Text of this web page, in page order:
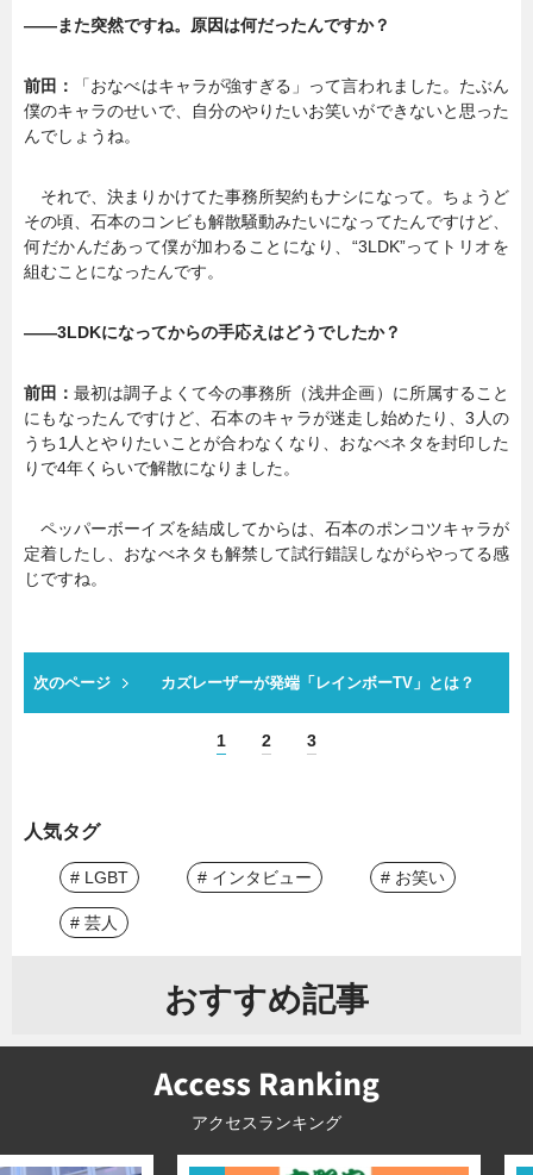
――また突然ですね。原因は何だったんですか？
前田：
「おなべはキャラが強すぎる」って言われました。たぶん
僕のキャラのせいで、自分のやりたいお笑いができないと思った
んでしょうね。
それで、決まりかけてた事務所契約もナシになって。ちょうど
その頃、石本のコンビも解散騒動みたいになってたんですけど、
何だかんだあって僕が加わることになり、“3LDK”ってトリオを
組むことになったんです。
――3LDKになってからの手応えはどうでしたか？
前田：最初は調子よくて今の事務所（浅井企画）に所属すること
にもなったんですけど、石本のキャラが迷走し始めたり、3人の
うち1人とやりたいことが合わなくなり、おなべネタを封印した
りで4年くらいで解散になりました。
ペッパーボーイズを結成してからは、石本のポンコツキャラが
定着したし、おなべネタも解禁して試行錯誤しながらやってる感
じですね。
次のページ カズレーザーが発端「レインボーTV」とは？
1 2 3
人気タグ
# LGBT # インタビュー # お笑い
# 芸人
おすすめ記事
アクセスランキング